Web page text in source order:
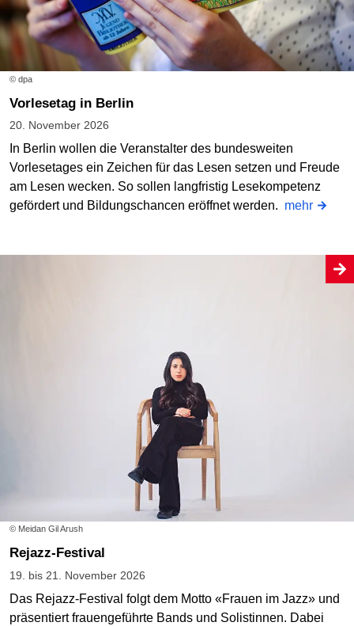
© dpa
Vorlesetag in Berlin
20. November 2026
In Berlin wollen die Veranstalter des bundesweiten
Vorlesetages ein Zeichen für das Lesen setzen und Freude
am Lesen wecken. So sollen langfristig Lesekompetenz
gefördert und Bildungschancen eröffnet werden. mehr
© Meidan Gil Arush
Rejazz-Festival
19. bis 21. November 2026
Das Rejazz-Festival folgt dem Motto «Frauen im Jazz» und
präsentiert frauengeführte Bands und Solistinnen. Dabei